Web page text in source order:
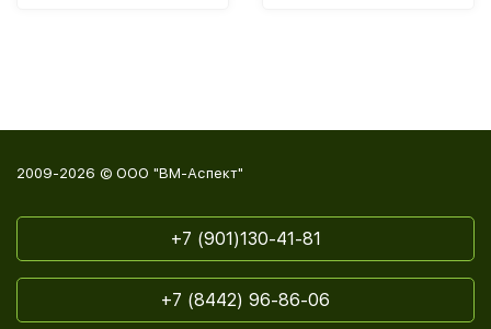
2009-2026 © ООО "ВМ-Аспект"
+7 (901)130-41-81
+7 (8442) 96-86-06